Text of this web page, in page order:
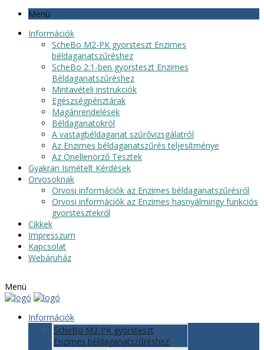
Menü
Információk
ScheBo M2-PK gyorsteszt Enzimes
béldaganatszűréshez
ScheBo 2:1-ben gyorsteszt Enzimes
Béldaganatszűréshez
Mintavételi instrukciók
Egészségpénztárak
Magánrendelések
Béldaganatokról
A vastagbéldaganat szűrővizsgálatról
Az Enzimes béldaganatszűrés teljesítménye
Az Önellenörző Tesztek
Gyakran Ismételt Kérdések
Orvosoknak
Orvosi információk az Enzimes béldaganatszűrésről
Orvosi információk az Enzimes hasnyálmirigy funkciós
gyorstesztekről
Cikkek
Impresszum
Kapcsolat
Webáruház
Menü
Információk
ScheBo M2-PK gyorsteszt
Enzimes béldaganatszűréshez